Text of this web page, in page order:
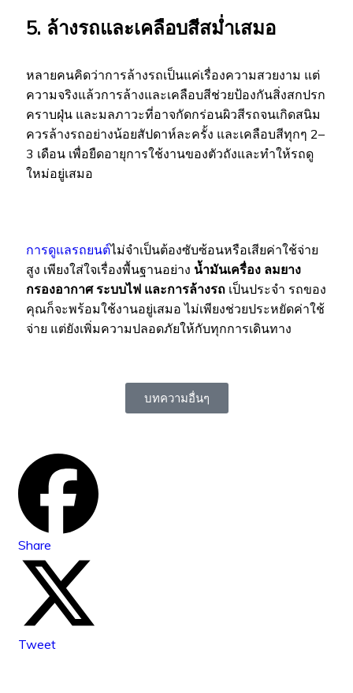
5. ล้างรถและเคลือบสีสม่ำเสมอ
หลายคนคิดว่าการล้างรถเป็นแค่เรื่องความสวยงาม แต่
ความจริงแล้วการล้างและเคลือบสีช่วยป้องกันสิ่งสกปรก
คราบฝุ่น และมลภาวะที่อาจกัดกร่อนผิวสีรถจนเกิดสนิม
ควรล้างรถอย่างน้อยสัปดาห์ละครั้ง และเคลือบสีทุกๆ 2–
3 เดือน เพื่อยืดอายุการใช้งานของตัวถังและทำให้รถดู
ใหม่อยู่เสมอ
การดูแลรถยนต์ไม่จำเป็นต้องซับซ้อนหรือเสียค่าใช้จ่าย
สูง เพียงใส่ใจเรื่องพื้นฐานอย่าง น้ำมันเครื่อง ลมยาง
กรองอากาศ ระบบไฟ และการล้างรถ เป็นประจำ รถของ
คุณก็จะพร้อมใช้งานอยู่เสมอ ไม่เพียงช่วยประหยัดค่าใช้
จ่าย แต่ยังเพิ่มความปลอดภัยให้กับทุกการเดินทาง
บทความอื่นๆ
Share
Tweet